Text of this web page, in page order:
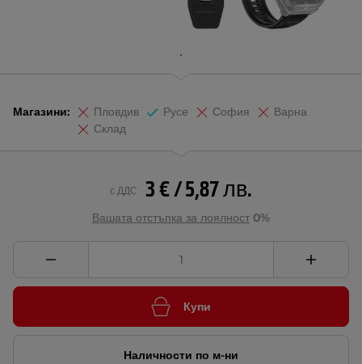
Магазини: Пловдив Русе София
Варна
Склад
3 € / 5,87 лв.
с ДДС
Вашата отстъпка за лоялност 0%
Купи
Наличности по м-ни